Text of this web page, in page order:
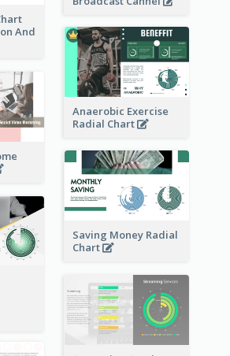
And
Anaerobic Exercise
Radial Chart
Saving Money Radial
Chart